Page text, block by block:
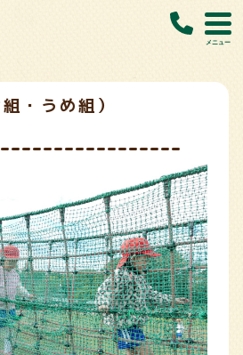
・うめ組）